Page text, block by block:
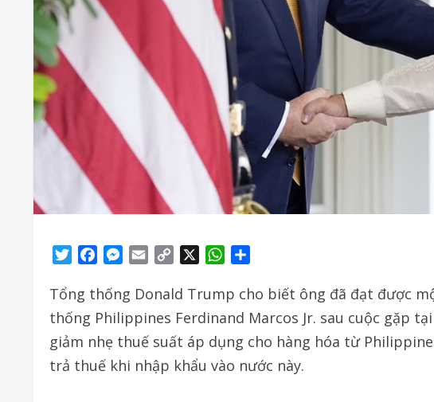
TwitterFacebookMessenger
Email
Copy
WhatsApp
Tổng thống Donald Trump cho biết ông đã đạt được
thống Philippines Ferdinand Marcos Jr. sau cuộc gặp
giảm nhẹ thuế suất áp dụng cho hàng hóa từ
trả thuế khi nhập khẩu vào nước này.